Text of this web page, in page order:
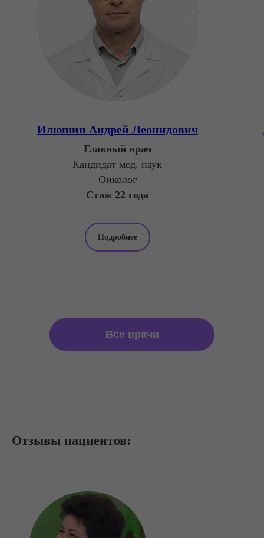
Илюшин Андрей Леонидович
Главный врач
Кандидат мед. наук
Онколог
Стаж 22 года
Подробнее
Все врачи
Отзывы пациентов: